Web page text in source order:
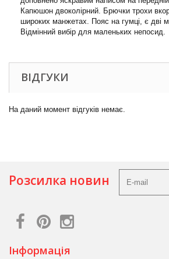
Капюшон двоколірний. Брючки трохи
широких манжетах. Пояс на гумці, є дві
Відмінний вибір для маленьких непосид.
ВІДГУКИ
На даний момент відгуків немає.
Розсилка новин
Інформація